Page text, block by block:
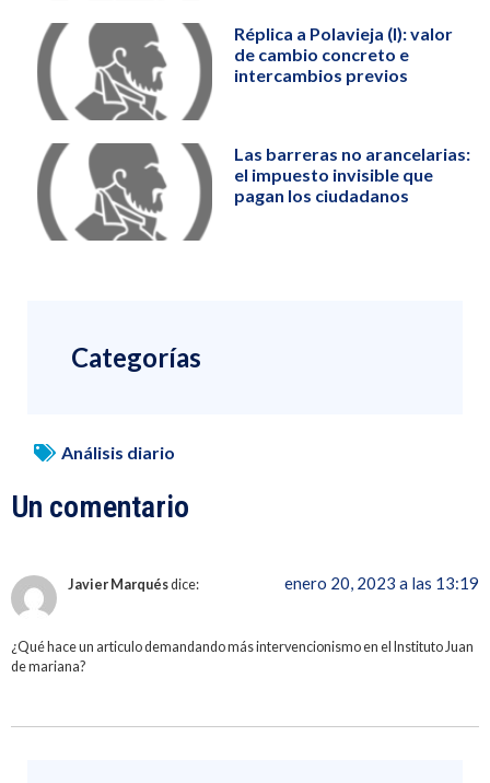
Réplica a Polavieja (I): valor
de cambio concreto e
intercambios previos
Las barreras no arancelarias:
el impuesto invisible que
pagan los ciudadanos
Categorías
Análisis diario
Un comentario
Javier Marquésdice: enero 20, 2023 a las 13:19
¿Qué hace un articulo demandando más intervencionismo en el Instituto Juan
de mariana?